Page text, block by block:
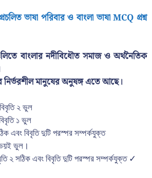
ভাষা পরিবার ও বাংলা ভাষা MCQ প্রশ্ন
বাংলার নদীবিধৌত সমাজ ও অর্থনৈতিক
মানুষের অনুষঙ্গ এতে আছে।
২ ভুল
১ ভুল
এবং বিবৃতি দুটি পরস্পর সম্পর্কযুক্ত
ভুল।
২ সঠিক এবং বিবৃতি দুটি পরস্পর সম্পর্কযুক্ত ✓